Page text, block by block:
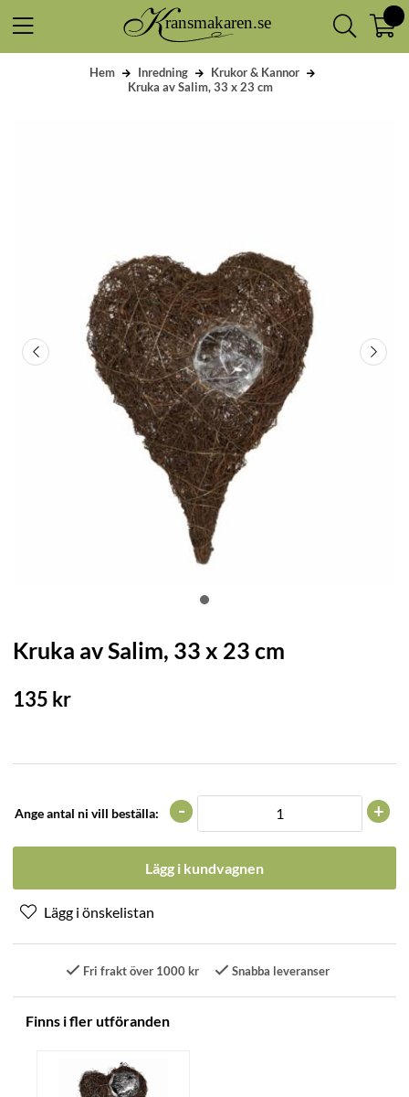
Hem Inredning
Krukor & Kannor
Kruka av Salim, 33 x 23 cm
Kruka av Salim, 33 x 23 cm
135 kr
Ange antal ni vill beställa: +
-
Lägg i kundvagnen
Fri frakt över 1000 kr Snabba leveranser
Finns i fler utföranden